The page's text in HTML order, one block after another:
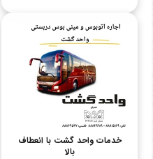
خدمات واحد گشت با انعطاف
بالا